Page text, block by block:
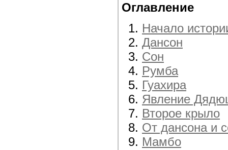
Оглавление
Начало
Дансон
Сон
Румба
Гуахира
Явление
Второе крыло
От дансона и
Мамбо